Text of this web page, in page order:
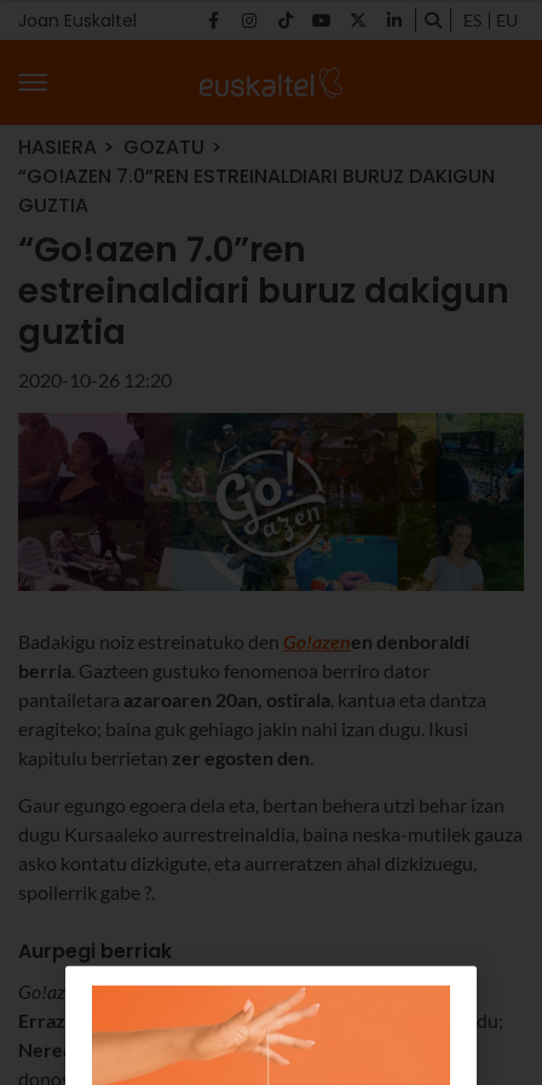
Joan Euskaltel ES EU
HASIERA
GOZATU
“GO!AZEN 7.0”REN ESTREINALDIARI BURUZ DAKIGUN
GUZTIA
“Go!azen 7.0”ren
estreinaldiari buruz dakigun
guztia
2020-10-26 12:20
Badakigu noiz estreinatuko den Go!azenen denboraldi
berria. Gazteen gustuko fenomenoa berriro dator
pantailetara azaroaren 20an, ostirala, kantua eta dantza
eragiteko; baina guk gehiago jakin nahi izan dugu. Ikusi
kapitulu berrietan zer egosten den.
Gaur egungo egoera dela eta, bertan behera utzi behar izan
dugu Kursaaleko aurrestreinaldia, baina neska-mutilek gauza
asko kontatu dizkigute, eta aurreratzen ahal dizkizuegu,
spoilerrik gabe ?.
Aurpegi berriak
Go!azen eko familia hazi egin da, kide hauekin:Aitziber
Errazkin
zarauztarrak Enara pertsonaia interpretatuko du;
Nerea Elizalde
bilbotarrak, Garazi; eta
donostiarrak, Luken. Hain zuzen ere